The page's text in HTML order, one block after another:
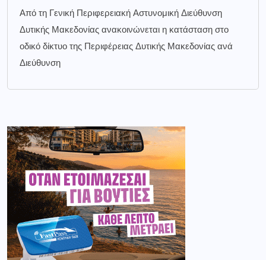
Από τη Γενική Περιφερειακή Αστυνομική Διεύθυνση
Δυτικής Μακεδονίας ανακοινώνεται η κατάσταση στο
οδικό δίκτυο της Περιφέρειας Δυτικής Μακεδονίας ανά
Διεύθυνση